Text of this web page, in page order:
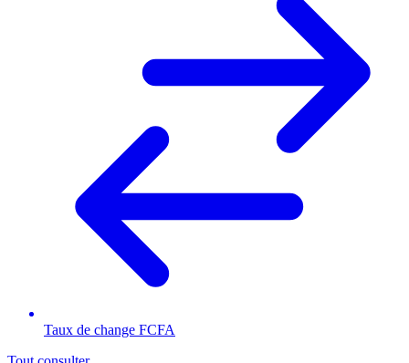
Taux de change FCFA